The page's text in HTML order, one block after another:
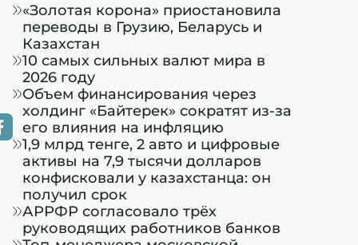
«Золотая корона» приостановила
переводы в Грузию, Беларусь и
Казахстан
10 самых сильных валют мира в
2026 году
Объем финансирования через
холдинг «Байтерек» сократят из-за
его влияния на инфляцию
1,9 млрд тенге, 2 авто и цифровые
активы на 7,9 тысячи долларов
конфисковали у казахстанца: он
получил срок
АРРФР согласовало трёх
руководящих работников банков